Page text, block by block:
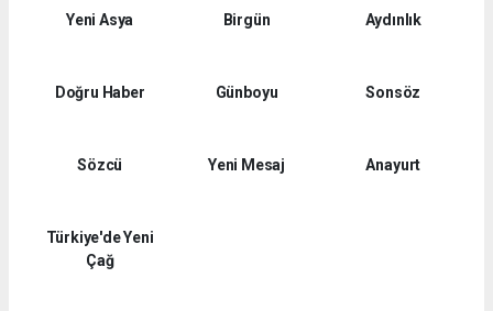
Yeni Asya Birgün Aydınlık
Doğru Haber Günboyu Sonsöz
Sözcü Yeni Mesaj Anayurt
Türkiye'de Yeni
Çağ